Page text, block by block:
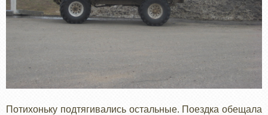
Потихоньку подтягивались остальные. Поездка обещала